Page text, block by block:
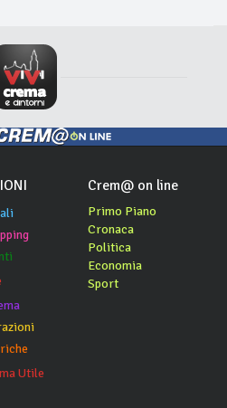
Utile
Crem@ on line
Primo Piano
Cronaca
Politica
Economia
Sport